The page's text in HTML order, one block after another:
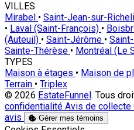
VILLES
Mirabel • Saint-Jean-sur-
• Laval (Saint-François) •
(Auteuil) • Saint-Jérôme •
Sainte-Thérèse • Montréal (Le
TYPES
Maison à étages • Maison de
Terrain • Triplex
© 2026 EstateFunnel . Tous
confidentialité Avis de collecte
avis
Gérer mes témoins